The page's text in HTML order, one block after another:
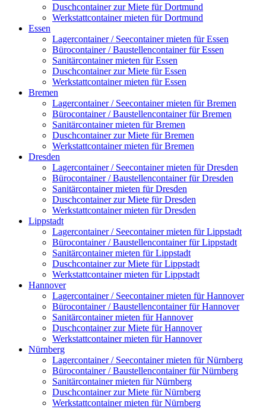
Duschcontainer zur Miete für Dortmund
Werkstattcontainer mieten für Dortmund
Essen
Lagercontainer / Seecontainer mieten für Essen
Bürocontainer / Baustellencontainer für Essen
Sanitärcontainer mieten für Essen
Duschcontainer zur Miete für Essen
Werkstattcontainer mieten für Essen
Bremen
Lagercontainer / Seecontainer mieten für Bremen
Bürocontainer / Baustellencontainer für Bremen
Sanitärcontainer mieten für Bremen
Duschcontainer zur Miete für Bremen
Werkstattcontainer mieten für Bremen
Dresden
Lagercontainer / Seecontainer mieten für Dresden
Bürocontainer / Baustellencontainer für Dresden
Sanitärcontainer mieten für Dresden
Duschcontainer zur Miete für Dresden
Werkstattcontainer mieten für Dresden
Lippstadt
Lagercontainer / Seecontainer mieten für Lippstadt
Bürocontainer / Baustellencontainer für Lippstadt
Sanitärcontainer mieten für Lippstadt
Duschcontainer zur Miete für Lippstadt
Werkstattcontainer mieten für Lippstadt
Hannover
Lagercontainer / Seecontainer mieten für Hannover
Bürocontainer / Baustellencontainer für Hannover
Sanitärcontainer mieten für Hannover
Duschcontainer zur Miete für Hannover
Werkstattcontainer mieten für Hannover
Nürnberg
Lagercontainer / Seecontainer mieten für Nürnberg
Bürocontainer / Baustellencontainer für Nürnberg
Sanitärcontainer mieten für Nürnberg
Duschcontainer zur Miete für Nürnberg
Werkstattcontainer mieten für Nürnberg